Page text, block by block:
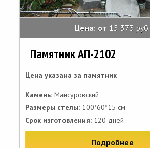
Цена: от 15 373 руб.
Памятник АП-2102
Цена указана за памятник
Камень: Мансуровский
Размеры стелы: 100*60*15 см
Срок изготовления: 120 дней
Подробнее